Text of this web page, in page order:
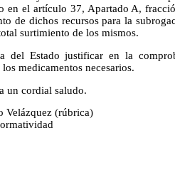
en el artículo 37, Apartado A,
de dichos recursos para la
surtimiento de los mismos.
del Estado justificar en la
medicamentos necesarios.
un cordial saludo.
Velázquez (rúbrica)